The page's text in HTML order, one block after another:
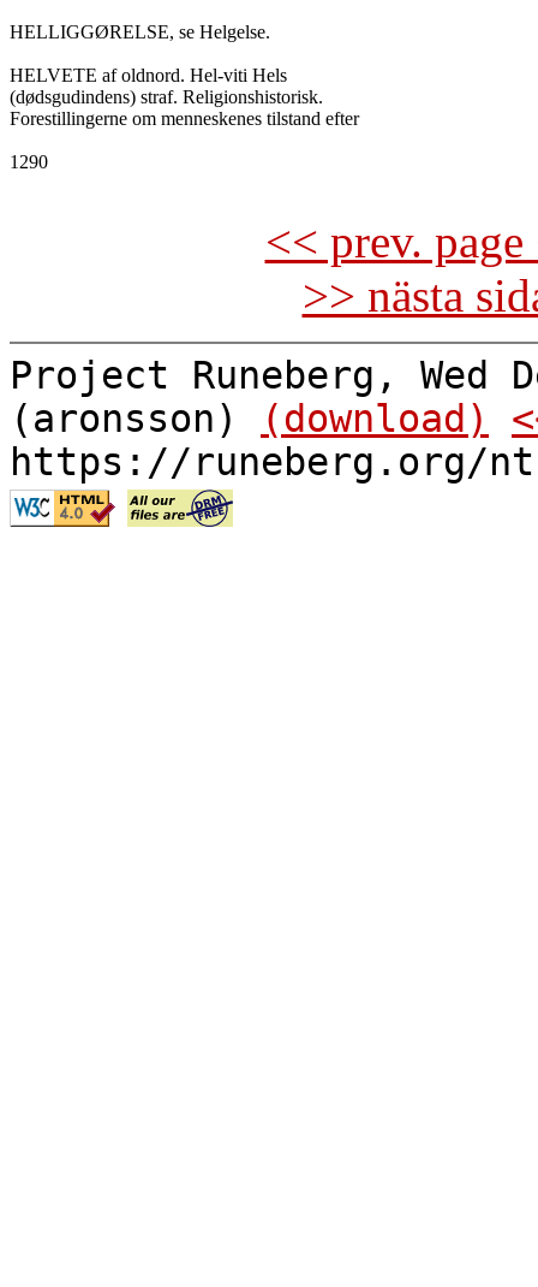
HELLIGGØRELSE, se Helgelse.
HELVETE af oldnord. Hel-viti Hels
(dødsgudindens) straf. Religionshistorisk.
Forestillingerne om menneskenes tilstand efter
1290
<< prev.
>> nästa
Project Runeberg, Wed
(aronsson)
(download)
https://runeberg.org/